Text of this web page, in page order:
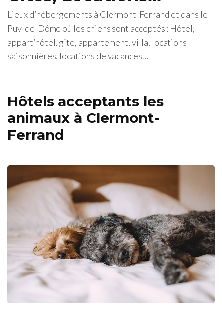
Lieux d’hébergements à Clermont-Ferrand et dans le
Puy-de-Dôme où les chiens sont acceptés : Hôtel,
appart’hôtel, gîte, appartement, villa, locations
saisonnières, locations de vacances…
Hôtels acceptants les
animaux à Clermont-
Ferrand